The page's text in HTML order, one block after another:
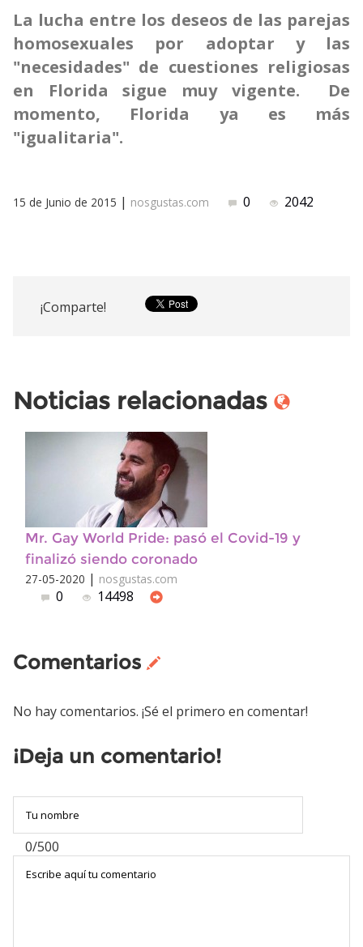
La lucha entre los deseos de las parejas
homosexuales por adoptar y las
"necesidades" de cuestiones religiosas
en Florida sigue muy vigente. De
momento, Florida ya es más
"igualitaria".
15 de Junio de 2015 | nosgustas.com 0 2042
¡Comparte!
Noticias relacionadas
Mr. Gay World Pride: pasó el Covid-19 y
finalizó siendo coronado
27-05-2020 | nosgustas.com
0 14498
Comentarios
No hay comentarios. ¡Sé el primero en comentar!
¡Deja un comentario!
0/500